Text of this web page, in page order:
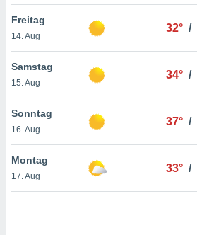
der
weiterhin
Freitag
14. Aug
32° /
Samstag
15. Aug
34° /
Sonntag
16. Aug
37° /
Montag
17. Aug
33° /